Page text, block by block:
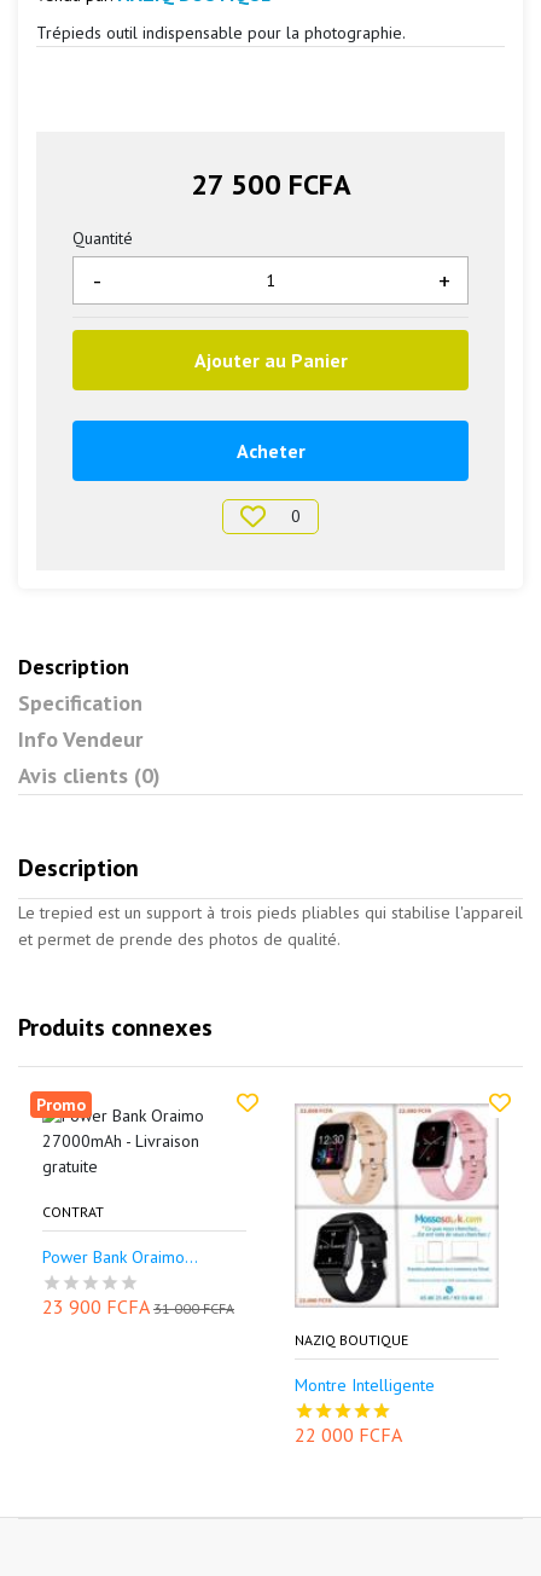
Trépieds outil indispensable pour la photographie.
27 500 FCFA
Quantité
+
-
Ajouter au Panier
Acheter
0
Description
Specification
Info Vendeur
Avis clients (0)
Description
Le trepied est un support à trois pieds pliables qui stabilise l'appareil
et permet de prende des photos de qualité.
Produits connexes
Promo
CONTRAT
Power Bank Oraimo...
23 900 FCFA 31 000 FCFA
NAZIQ BOUTIQUE
Montre Intelligente
22 000 FCFA